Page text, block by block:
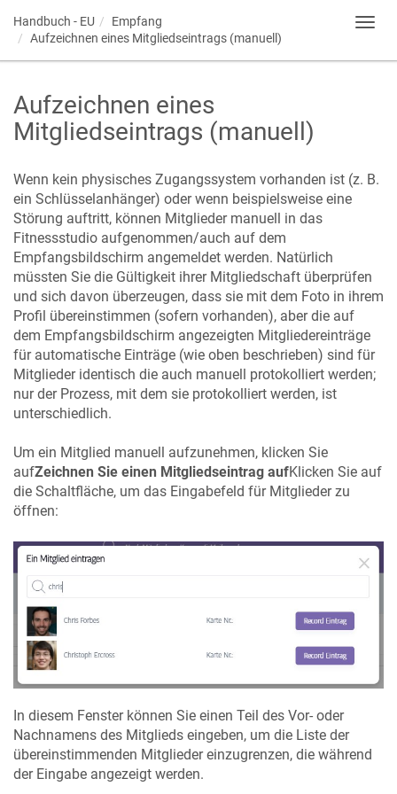
Handbuch - EU
Empfang
Aufzeichnen eines Mitgliedseintrags (manuell)
Aufzeichnen eines
Mitgliedseintrags (manuell)
Wenn kein physisches Zugangssystem vorhanden ist (z. B.
ein Schlüsselanhänger) oder wenn beispielsweise eine
Störung auftritt, können Mitglieder manuell in das
Fitnessstudio aufgenommen/auch auf dem
Empfangsbildschirm angemeldet werden. Natürlich
müssten Sie die Gültigkeit ihrer Mitgliedschaft überprüfen
und sich davon überzeugen, dass sie mit dem Foto in ihrem
Profil übereinstimmen (sofern vorhanden), aber die auf
dem Empfangsbildschirm angezeigten Mitgliedereinträge
für automatische Einträge (wie oben beschrieben) sind für
Mitglieder identisch die auch manuell protokolliert werden;
nur der Prozess, mit dem sie protokolliert werden, ist
unterschiedlich.
Um ein Mitglied manuell aufzunehmen, klicken Sie
aufZeichnen Sie einen Mitgliedseintrag aufKlicken Sie auf
die Schaltfläche, um das Eingabefeld für Mitglieder zu
öffnen:
In diesem Fenster können Sie einen Teil des Vor- oder
Nachnamens des Mitglieds eingeben, um die Liste der
übereinstimmenden Mitglieder einzugrenzen, die während
der Eingabe angezeigt werden.